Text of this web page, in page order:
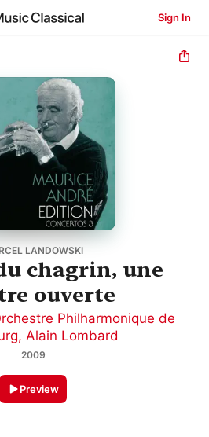
Sign In
LANDOWSKI
chagrin, une
ouverte
Philharmonique de
, Alain Lombard
2009
Preview